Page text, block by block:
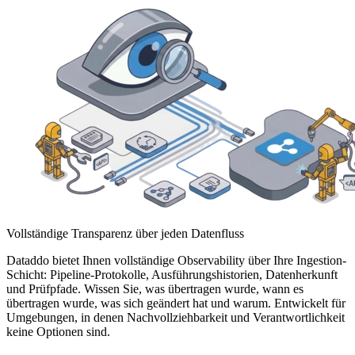
Vollständige Transparenz über jeden Datenfluss
Dataddo bietet Ihnen vollständige Observability über Ihre Ingestion-
Schicht: Pipeline-Protokolle, Ausführungshistorien, Datenherkunft
und Prüfpfade. Wissen Sie, was übertragen wurde, wann es
übertragen wurde, was sich geändert hat und warum. Entwickelt für
Umgebungen, in denen Nachvollziehbarkeit und Verantwortlichkeit
keine Optionen sind.